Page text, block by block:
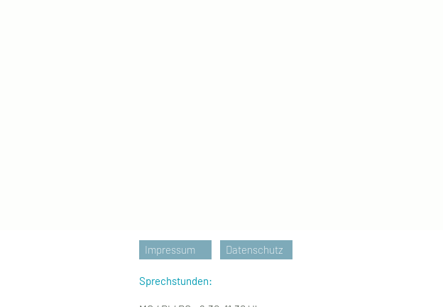
Impressum Datenschutz
Sprechstunden: